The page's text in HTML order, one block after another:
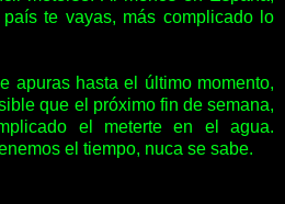
te vayas, más complicado lo
apuras hasta el último momento,
que el próximo fin de semana,
el meterte en el agua.
el tiempo, nuca se sabe.